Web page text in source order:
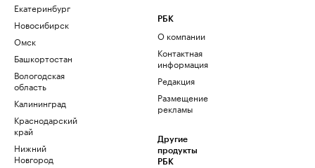
Екатеринбург
Новосибирск
Омск
Башкортостан
Вологодская
область
Калининград
Краснодарский
край
Нижний
Новгород
РБК
О компании
Контактная
информация
Редакция
Размещение
рекламы
Другие
продукты
РБК